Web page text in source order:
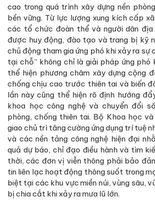
cao trong quá trình xây dựng nền
bền vững. Từ lực lượng xung kích cấp
các tổ chức đoàn thể và người dân địa
được huy động, đào tạo và trang bị kỹ
chủ động tham gia ứng phó khi xảy ra sự
tại chỗ” không chỉ là giải pháp ứng phó
thể hiện phương châm xây dựng cộng
chống chịu cao trước thiên tai và biến
lần này cũng thể hiện rõ định hướng
khoa học công nghệ và chuyển đổi
phòng, chống thiên tai. Bộ Khoa học
giao chủ trì tăng cường ứng dụng trí tuệ
và các nền tảng công nghệ hiện đại
quả dự báo, chỉ đạo điều hành và tìm
thời, các đơn vị viễn thông phải bảo
tin liên lạc hoạt động thông suốt trong
biệt tại các khu vực miền núi, vùng sâu,
bị chia cắt khi xảy ra mưa lũ lớn.